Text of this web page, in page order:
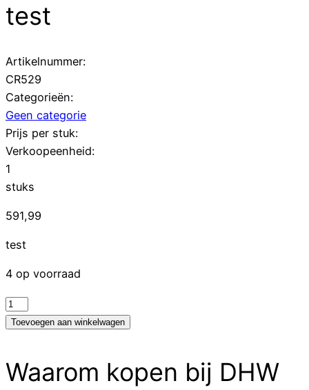
test
Artikelnummer:
CR529
Categorieën:
Geen categorie
Prijs per stuk:
Verkoopeenheid:
1
stuks
591,99
test
4 op voorraad
test
aantal
Toevoegen aan winkelwagen
Waarom kopen bij DHW